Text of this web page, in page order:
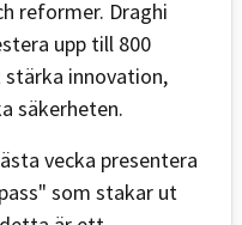
reformer. Draghi
upp till 800
innovation,
säkerheten.
vecka presentera
som stakar ut